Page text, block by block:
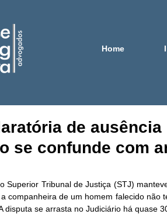
Home
de
se confunde com
Superior Tribunal de Justiça (STJ)
companheira de um homem falecido não
disputa se arrasta no Judiciário há quase